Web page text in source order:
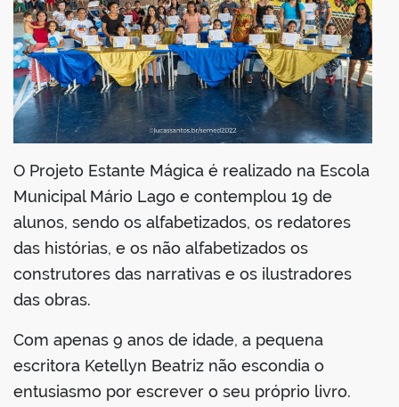
O Projeto Estante Mágica é realizado na Escola
Municipal Mário Lago e contemplou 19 de
alunos, sendo os alfabetizados, os redatores
das histórias, e os não alfabetizados os
construtores das narrativas e os ilustradores
das obras.
Com apenas 9 anos de idade, a pequena
escritora Ketellyn Beatriz não escondia o
entusiasmo por escrever o seu próprio livro.